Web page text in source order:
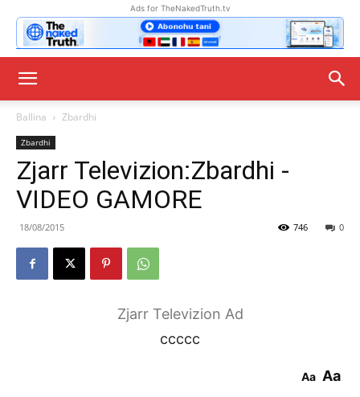
Ads for TheNakedTruth.tv
Ballina Zbardhi
Zbardhi
Zjarr Televizion:Zbardhi -
VIDEO GAMORE
18/08/2015 0
746
Zjarr Televizion Ad
ccccc
Aa Aa